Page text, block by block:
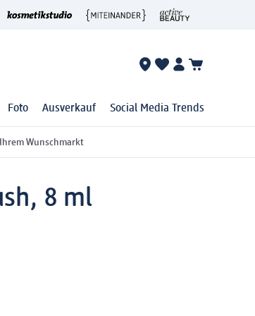
Foto Ausverkauf Social Media Trends
Wunschmarkt
8 ml